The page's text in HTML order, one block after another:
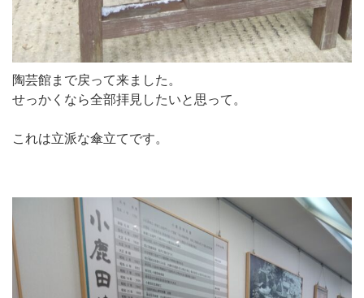
陶芸館まで戻って来ました。
せっかくなら全部拝見したいと思って。
これは立派な傘立てです。